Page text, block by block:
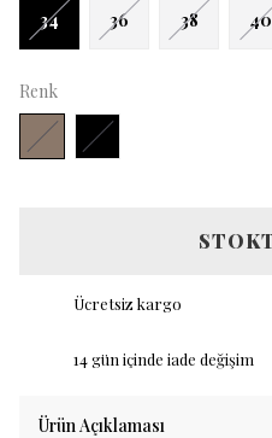
34 36 38 40
Renk
Ücretsiz kargo
14 gün içinde iade değişim
Ürün Açıklaması